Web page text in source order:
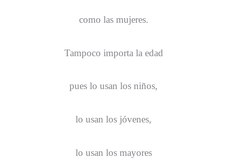
como las mujeres.
Tampoco importa la edad
pues lo usan los niños,
lo usan los jóvenes,
lo usan los mayores